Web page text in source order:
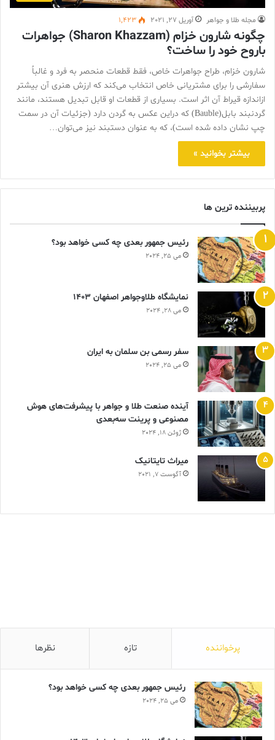
مجله طلا و جواهر آوریل 27, 2021 1,423
چگونه شارون خزام (Sharon Khazzam) جواهرات
باروح خود را ساخت؟
شارون خزام، طراح جواهرات خاص، فقط قطعات منحصر به فرد و غالباً
سفارشی را برای مشتریانی خاص انتخاب می‌کند که ارزش هنری آن بیشتر
ازاندازه قیراط آن اثر است. بسیاری از قطعات او قابل تبدیل هستند، مانند
گردنبند بابل(Bauble) که دراین عکس به گردن دارد (جزئیات آن در سمت
چپ نشان داده شده است)، که به عنوان دستبند نیز می‌توان…
بیشتر بخوانید »
پربیننده ترین ها
رئیس جمهور بعدی چه کسی خواهد بود؟
می 25, 2024
نمایشگاه طلاوجواهر اصفهان 1403
می 28, 2024
سفر رسمی بن سلمان به ایران
می 25, 2024
آینده صنعت طلا و جواهر با پیشرفت‌های هوش
مصنوعی و پرینت سه‌بعدی
ژوئن 18, 2024
ميراث تايتانيک
آگوست 7, 2021
پرخواننده تازه نظرها
رئیس جمهور بعدی چه کسی خواهد بود؟
می 25, 2024